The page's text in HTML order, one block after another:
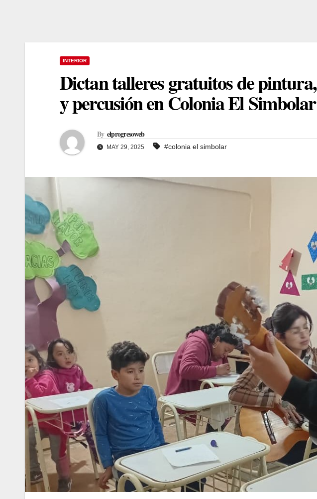
INTERIOR
Dictan talleres gratuitos de
y percusión en Colonia El Simbolar
By elprogresoweb
MAY 29, 2025 #colonia el simbolar